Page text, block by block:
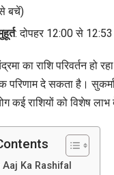
बचें)
: दोपहर 12:00 से
का राशि परिवर्तन हो
परिणाम दे सकता है।
कई राशियों को विशेष लाभ
Aaj Ka Rashifal